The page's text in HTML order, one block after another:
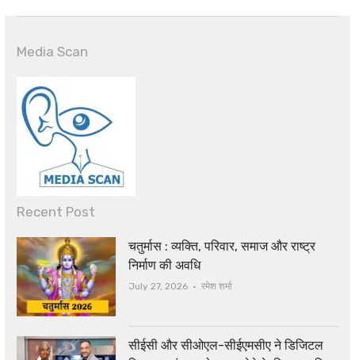
Media Scan
Recent Post
चतुर्मास : व्यक्ति, परिवार, समाज और राष्ट्र
निर्माण की अवधि
July 27, 2026 Author
रमेश शर्मा
सीईसी और सीओएल-सीईएमसीए ने डिजिटल